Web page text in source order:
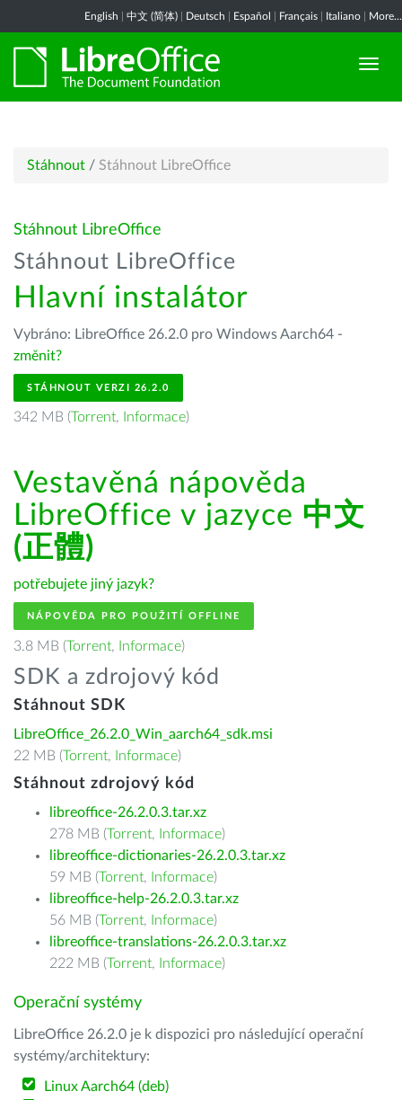
English 中文 (简体) Deutsch Español Français Italiano More...
Stáhnout / Stáhnout LibreOffice
Stáhnout LibreOffice
Stáhnout LibreOffice
Hlavní instalátor
Vybráno: LibreOffice 26.2.0 pro Windows Aarch64 -
změnit?
STÁHNOUT VERZI 26.2.0
342 MB (Torrent, Informace)
Vestavěná nápověda
LibreOffice v jazyce 中文
(正體)
potřebujete jiný jazyk?
NÁPOVĚDA PRO POUŽITÍ OFFLINE
3.8 MB (Torrent, Informace)
SDK a zdrojový kód
Stáhnout SDK
LibreOffice_26.2.0_Win_aarch64_sdk.msi
22 MB (Torrent, Informace)
Stáhnout zdrojový kód
libreoffice-26.2.0.3.tar.xz
278 MB (Torrent, Informace)
libreoffice-dictionaries-26.2.0.3.tar.xz
59 MB (Torrent, Informace)
libreoffice-help-26.2.0.3.tar.xz
56 MB (Torrent, Informace)
libreoffice-translations-26.2.0.3.tar.xz
222 MB (Torrent, Informace)
Operační systémy
LibreOffice 26.2.0 je k dispozici pro následující operační
systémy/architektury:
Linux Aarch64 (deb)